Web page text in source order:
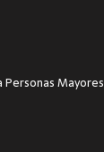
Mayores